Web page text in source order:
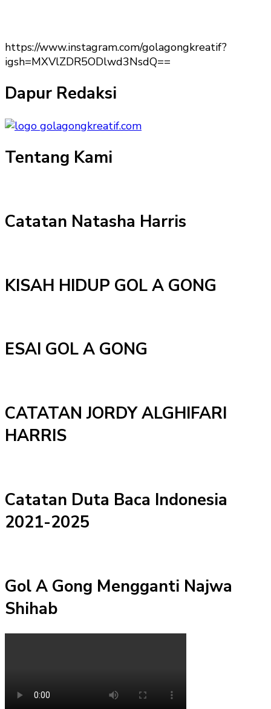
https://www.instagram.com/golagongkreatif?
igsh=MXVlZDR5ODlwd3NsdQ==
Dapur Redaksi
Tentang Kami
Catatan Natasha Harris
KISAH HIDUP GOL A GONG
ESAI GOL A GONG
CATATAN JORDY ALGHIFARI
HARRIS
Catatan Duta Baca Indonesia
2021-2025
Gol A Gong Mengganti Najwa
Shihab